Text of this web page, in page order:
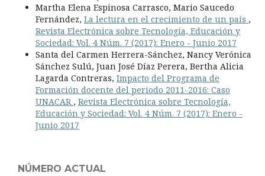
Martha Elena Espinosa Carrasco, Mario Saucedo
Fernández, La lectura en el crecimiento de un país ,
Revista Electrónica sobre Tecnología, Educación y
Sociedad: Vol. 4 Núm. 7 (2017): Enero - Junio 2017
Santa del Carmen Herrera-Sánchez, Nancy Verónica
Sánchez Sulú, Juan José Díaz Perera, Bertha Alicia
Lagarda Contreras, Impacto del Programa de
Formación docente del periodo 2011-2016: Caso
UNACAR , Revista Electrónica sobre Tecnología,
Educación y Sociedad: Vol. 4 Núm. 7 (2017): Enero -
Junio 2017
NÚMERO ACTUAL